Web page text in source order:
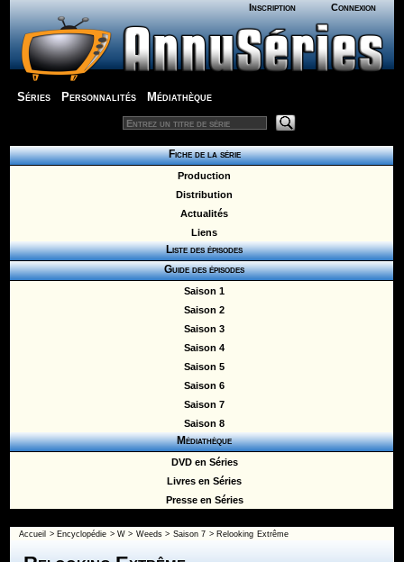
Inscription Connexion
Séries Personnalités Médiathèque
Fiche de la série
Production
Distribution
Actualités
Liens
Liste des épisodes
Guide des épisodes
Saison 1
Saison 2
Saison 3
Saison 4
Saison 5
Saison 6
Saison 7
Saison 8
Médiathèque
DVD en Séries
Livres en Séries
Presse en Séries
Accueil > Encyclopédie >W > Weeds> Saison 7 > Relooking Extrême